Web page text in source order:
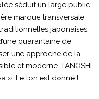
séduit un large public
marque transversale
japonaises.
quarantaine de
une approche de la
et moderne. TANOSHI
». Le ton est donné !